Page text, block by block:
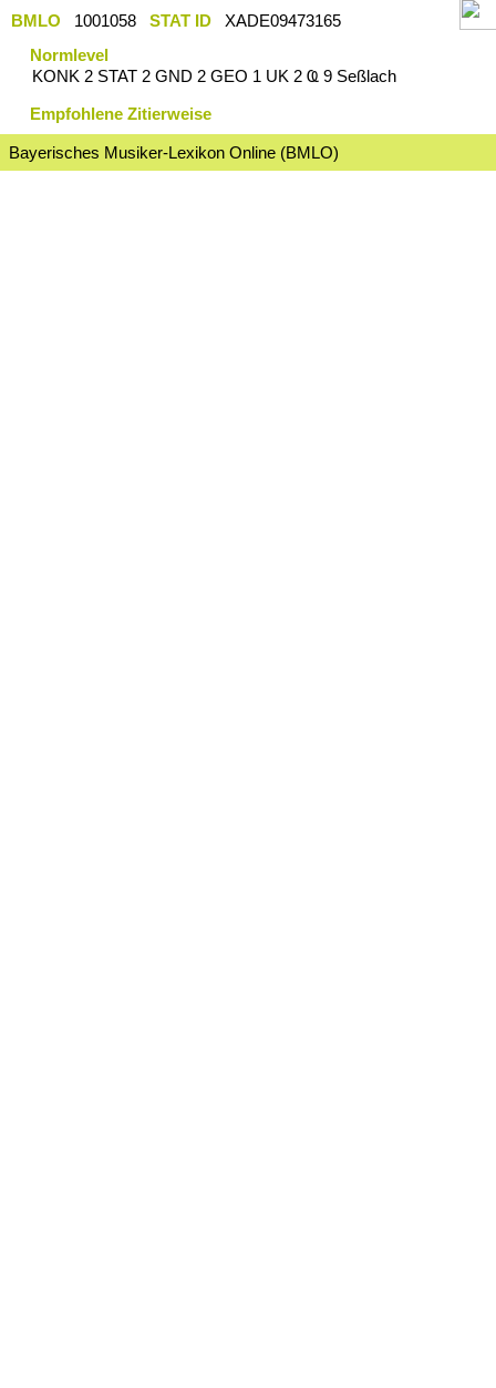
BMLO 1001058 STAT ID
XADE09473165
Normlevel
KONK 2 STAT 2 GND 2 GEO 1 UK 2 Ҩ 9 Seßlach
Empfohlene Zitierweise
Bayerisches Musiker-Lexikon Online (BMLO)